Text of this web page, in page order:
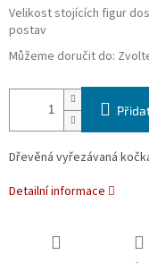
Velikost stojících figur
postav
Můžeme doručit do:
Dřevěná vyřezávaná
Detailní informace